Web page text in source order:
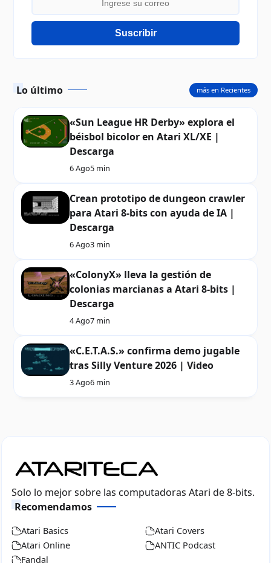
Suscribir
Lo último
«Sun League HR Derby» explora el
béisbol bicolor en Atari XL/XE |
Descarga
6 Ago5 min
Crean prototipo de dungeon crawler
para Atari 8-bits con ayuda de IA |
Descarga
6 Ago3 min
«ColonyX» lleva la gestión de
colonias marcianas a Atari 8-bits |
Descarga
4 Ago7 min
«C.E.T.A.S.» confirma demo jugable
tras Silly Venture 2026 | Video
3 Ago6 min
más en Recientes
Solo lo mejor sobre las computadoras Atari de 8-bits.
Recomendamos
Atari Basics
Atari Covers
Atari Online
ANTIC Podcast
Fandal